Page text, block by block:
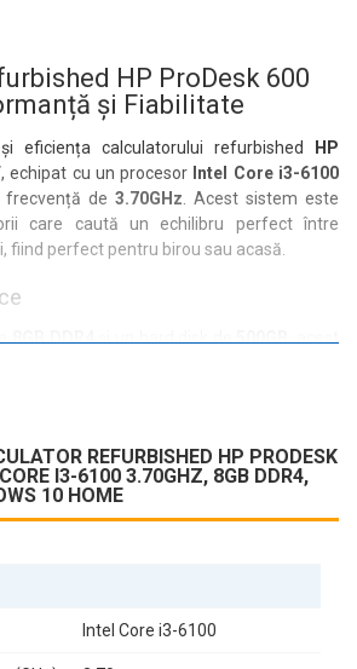
HP ProDesk 600
și Fiabilitate
eficiența calculatorului refurbished
HP
, echipat cu un procesor Intel Core i3-6100
de 3.70GHz . Acest sistem este
care caută un echilibru perfect între
fiind perfect pentru birou sau acasă.
spațiu și viteză pentru a gestiona
SFF vine echipat cu multiple opțiuni de
REFURBISHED HP PRODESK
I3-6100 3.70GHZ, 8GB DDR4,
10 HOME
Intel Core i3-6100